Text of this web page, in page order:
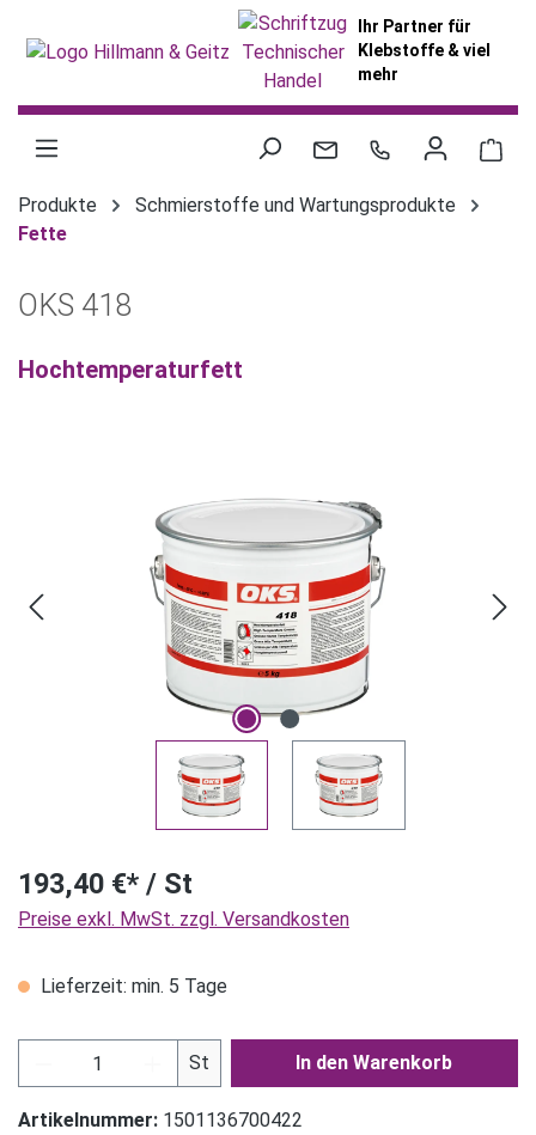
Ihr Partner für
Klebstoffe & viel
mehr
Produkte
Schmierstoffe und Wartungsprodukte
Fette
OKS 418
Hochtemperaturfett
193,40 €* / St
Preise exkl. MwSt. zzgl. Versandkosten
Lieferzeit: min. 5 Tage
Produkt Anzahl: Gib den gewünschten Wert
St In den Warenkorb
Artikelnummer: 1501136700422